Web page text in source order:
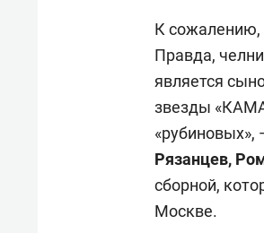
К сожалению,
Правда,
является
звезды
Рязанцев,
сборной,
Москве.